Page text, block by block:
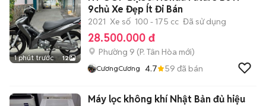
1 phút trước 12
9chủ Xe Đẹp Ít Đi Bán
2021 Xe số 100 - 175 cc Đã sử dụng
28.500.000 đ
Phường 9 (P. Tân Hòa mới)
CươngCương 4.7 59 đã bán
Máy lọc không khí Nhật Bản đủ hiệu